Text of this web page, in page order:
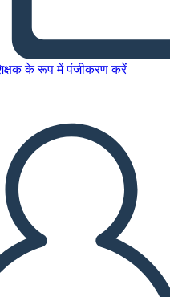
के रूप में पंजीकरण करें
को कॉपी करें
बनाएं
मुझे पढ़कर सुनाओ